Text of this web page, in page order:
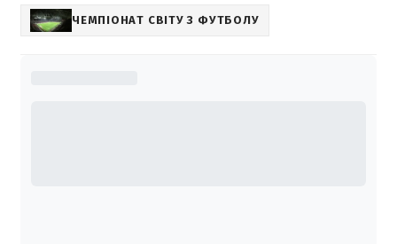
ЧЕМПІОНАТ СВІТУ З ФУТБОЛУ